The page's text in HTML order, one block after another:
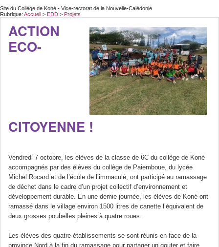
Site du Collège de Koné - Vice-rectorat de la Nouvelle-Calédonie
Rubrique: Accueil > EDD > Projets
ACTION
ECO-
CITOYENNE !
Vendredi 7 octobre, les élèves de la classe de 6C du collège de Koné
accompagnés par des élèves du collège de Paiemboue, du lycée
Michel Rocard et de l’école de l’immaculé, ont participé au ramassage
de déchet dans le cadre d’un projet collectif d’environnement et
développement durable. En une demie journée, les élèves de Koné ont
ramassé dans le village environ 1500 litres de canette l’équivalent de
deux grosses poubelles pleines à quatre roues.
Les élèves des quatre établissements se sont réunis en face de la
province Nord à la fin du ramassage pour partager un gouter et faire